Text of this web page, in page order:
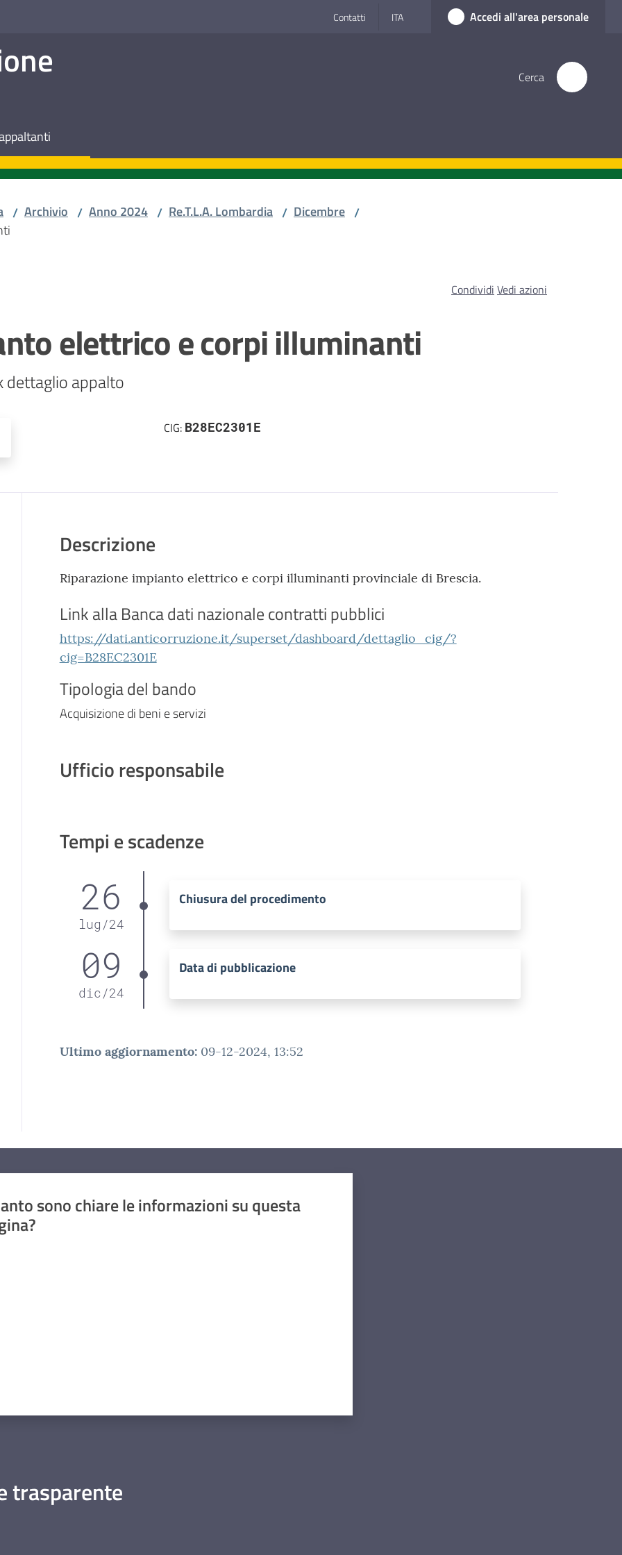
Contatti ITA Accedi all'area personale
Cerca
/ Archivio / Anno 2024 / Re.T.L.A. Lombardia / Dicembre /
elettrico e corpi illuminanti
dettaglio appalto
CIG: B28EC2301E
Condividi Vedi azioni
Descrizione
Riparazione impianto elettrico e corpi illuminanti provinciale di Brescia.
Link alla Banca dati nazionale contratti pubblici
https://dati.anticorruzione.it/superset/dashboard/dettaglio_cig/?
cig=B28EC2301E
Tipologia del bando
Acquisizione di beni e servizi
Ufficio responsabile
Tempi e scadenze
26
lug /24
Chiusura del procedimento
09
dic/24
Data di pubblicazione
Ultimo aggiornamento: 09-12-2024, 13:52
sono chiare le informazioni su questa
trasparente